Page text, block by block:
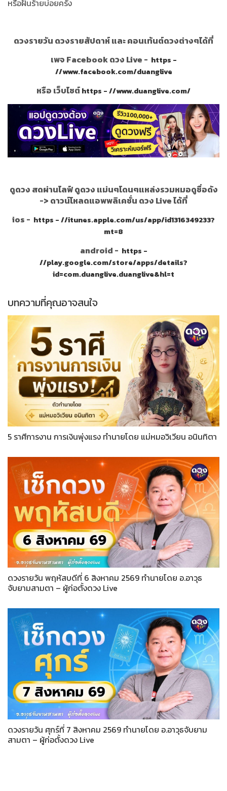
หรือฝันร้ายบ่อยครั้ง
ดวงรายวัน ดวงรายสัปดาห์ และ คอนเท้นต์ดวงต่างๆได้ที่
เพจ Facebook ดวง Live - https -
//www.facebook.com/duanglive
หรือ เว็บไซต์https - //www.duanglive.com/
ดูดวง สดผ่านไลฟ์ ดูดวง แม่นๆโดนๆแหล่งรวมหมอดูชื่อดัง
-> ดาวน์โหลดแอพพลิเคชั่น ดวง Live ได้ที่
ios - https - //itunes.apple.com/us/app/id1316349233?
mt=8
android - https -
//play.google.com/store/apps/details?
id=com.duanglive.duanglive&hl=t
บทความที่คุณอาจสนใจ
5 ราศีการงาน การเงินพุ่งแรง ทำนายโดย แม่หมอวิเวียน อนินทิตา
ดวงรายวัน พฤหัสบดีที่ 6 สิงหาคม 2569 ทำนายโดย อ.อาวุธ
จับยามสามตา – ผู้ก่อตั้งดวง Live
ดวงรายวัน ศุกร์ที่ 7 สิงหาคม 2569 ทำนายโดย อ.อาวุธจับยาม
สามตา – ผู้ก่อตั้งดวง Live